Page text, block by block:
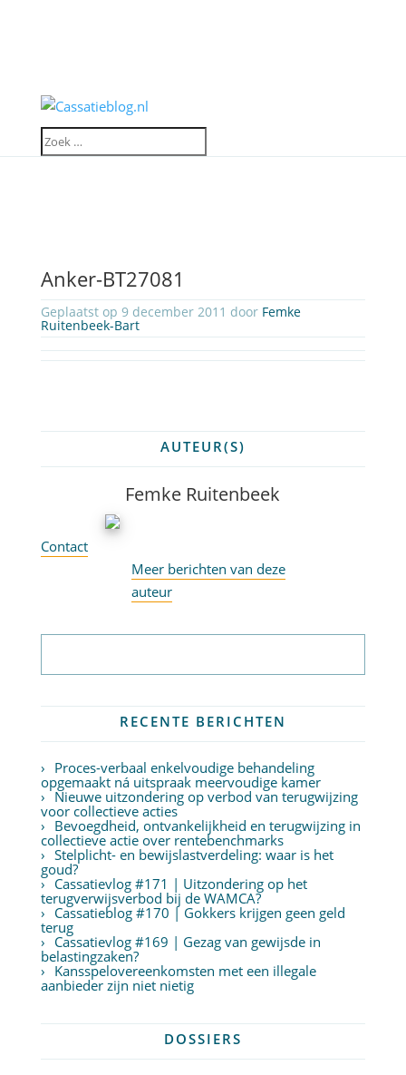
Anker-BT27081
Geplaatst op 9 december 2011 door Femke
Ruitenbeek-Bart
AUTEUR(S)
Femke Ruitenbeek
Contact
Meer berichten van deze
auteur
RECENTE BERICHTEN
Proces-verbaal enkelvoudige behandeling
opgemaakt ná uitspraak meervoudige kamer
Nieuwe uitzondering op verbod van terugwijzing
voor collectieve acties
Bevoegdheid, ontvankelijkheid en terugwijzing in
collectieve actie over rentebenchmarks
Stelplicht- en bewijslastverdeling: waar is het
goud?
Cassatievlog #171 | Uitzondering op het
terugverwijsverbod bij de WAMCA?
Cassatieblog #170 | Gokkers krijgen geen geld
terug
Cassatievlog #169 | Gezag van gewijsde in
belastingzaken?
Kansspelovereenkomsten met een illegale
aanbieder zijn niet nietig
DOSSIERS